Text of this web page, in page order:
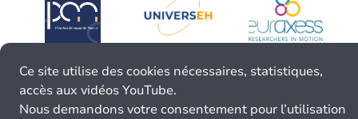
Ce site utilise des cookies nécessaires, statistiques,
accès aux vidéos YouTube.
Nous demandons votre consentement pour l’utilisation